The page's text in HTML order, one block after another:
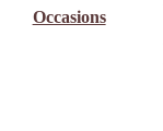
Occasions